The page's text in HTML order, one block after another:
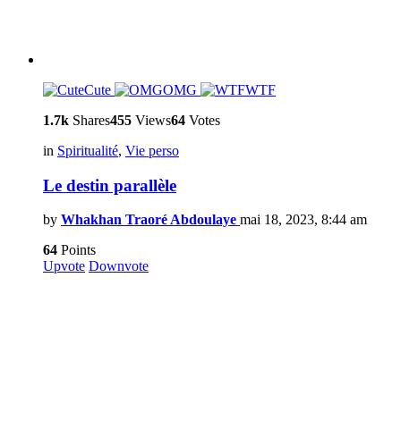
Cute OMG
WTF
1.7k Shares455 Views64 Votes
in Spiritualité, Vie perso
Le destin parallèle
by Whakhan Traoré Abdoulaye mai 18, 2023, 8:44 am
64 Points
Upvote Downvote